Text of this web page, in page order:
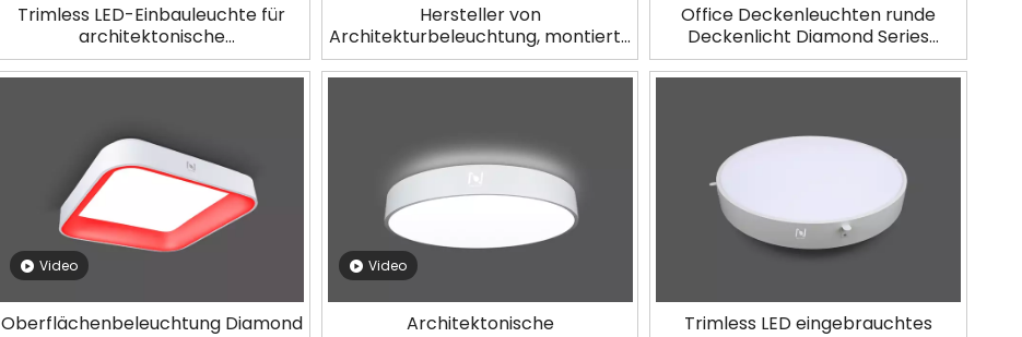
Trimless LED-Einbauleuchte für
architektonische
Mondbeleuchtung, Hersteller
LL0112TR-15W
Hersteller von
Architekturbeleuchtung, montierte
runde Deckenbeleuchtung
LL0112UDM-80W
Office Deckenleuchten runde
Deckenlicht Diamond Series
LL0201M-Pro
Video
Oberflächenbeleuchtung Diamond
Video
Architektonische
Trimless LED eingebrauchtes